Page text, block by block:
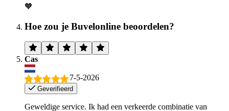
🧡
Hoe zou je Buvelonline beoordelen?
Cas
7-5-2026
Geverifieerd
Geweldige service. Ik had een verkeerde combinatie van